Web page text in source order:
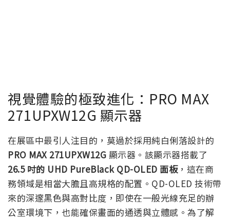
視覺體驗的極致進化：PRO MAX
271UPXW12G 顯示器
在展區中最引人注目的，莫過於採用純白俐落設計的
PRO MAX 271UPXW12G 顯示器。該顯示器搭載了
26.5 吋的 UHD PureBlack QD-OLED 面板，這在商
務領域是相當大膽且高規格的配置。QD-OLED 技術帶
來的深邃黑色與高對比度，即使在一般光線充足的辦
公室環境下，也能確保畫面的通透與立體感。為了解